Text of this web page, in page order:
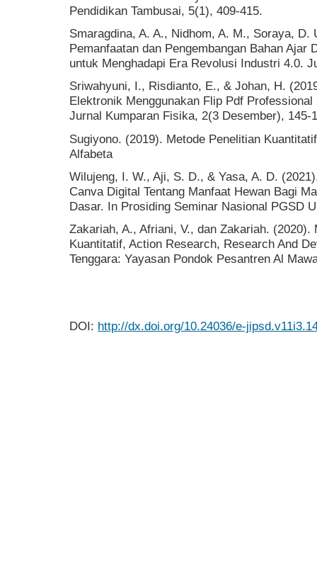
Pendidikan Tambusai, 5(1), 409-415.
Smaragdina, A. A., Nidhom, A. M., Soraya,
Pemanfaatan dan Pengembangan Bahan
untuk Menghadapi Era Revolusi Industri 4.0.
Sriwahyuni, I., Risdianto, E., & Johan, H.
Elektronik Menggunakan Flip Pdf
Jurnal Kumparan Fisika, 2(3 Desember), 145-
Sugiyono. (2019). Metode Penelitian
Alfabeta
Wilujeng, I. W., Aji, S. D., & Yasa, A. D.
Canva Digital Tentang Manfaat Hewan Bagi
Dasar. In Prosiding Seminar Nasional PGSD
Zakariah, A., Afriani, V., dan Zakariah.
Kuantitatif, Action Research, Research And
Tenggara: Yayasan Pondok Pesantren Al
DOI: http://dx.doi.org/10.24036/e-